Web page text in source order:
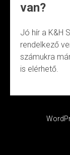
van?
Jó hír a K&H
rendelkező
számukra
is elérhető.